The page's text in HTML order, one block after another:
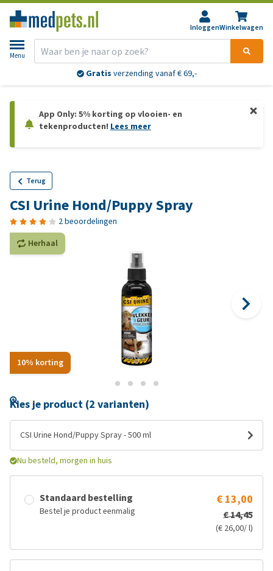
InloggenWinkelwagen
Menu
Gratis verzending vanaf € 69,-
App Only: 5% korting op vlooien- en
tekenproducten! Lees meer
Terug
CSI Urine Hond/Puppy Spray
2 beoordelingen
10% korting
Herhaal
Kies je product (2 varianten)
CSI Urine Hond/Puppy Spray - 500 ml
Nu besteld, morgen in huis
Standaard bestelling
Bestel je product eenmalig
€ 13,00
€ 14,45
(€ 26,00/ l)